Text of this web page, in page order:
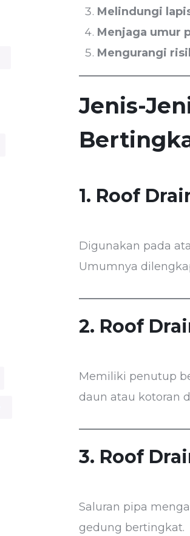
Melindungi
Menjaga umur
Mengurangi
Jenis-
1. Roof
Digunakan pada
Umumnya
2. Roof
Memiliki penutup
daun atau kotoran
3. Roof
Saluran pipa
gedung bertingkat.